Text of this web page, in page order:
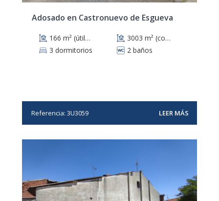
Adosado en Castronuevo de Esgueva
166 m² (útiles)
3003 m² (construidos)
3 dormitorios
2 baños
Referencia: 3U3059 LEER MÁS